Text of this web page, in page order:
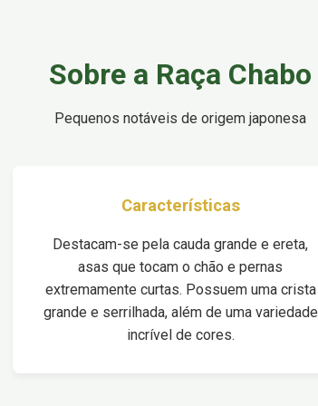
Sobre a Raça Chabo
Pequenos notáveis de origem japonesa
Características
Destacam-se pela cauda grande e ereta,
asas que tocam o chão e pernas
extremamente curtas. Possuem uma crista
grande e serrilhada, além de uma variedade
incrível de cores.